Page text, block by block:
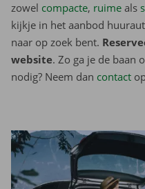
zowel compacte, ruime als
kijkje in het aanbod
naar op zoek bent.
website. Zo ga je de baan
nodig? Neem dan contact